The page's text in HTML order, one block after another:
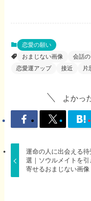
恋愛の願い
おまじない画像
会話
恋愛運アップ
接近 片
よかっ
運命の人に出会える待
選｜ソウルメイトを引
寄せるおまじない画像